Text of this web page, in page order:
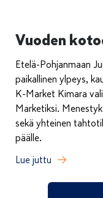
Vuoden
Etelä-Pohjanmaan
paikallinen ylpeys,
K-Market Kimara
Marketiksi.
sekä yhteinen
päälle.
Lue juttu